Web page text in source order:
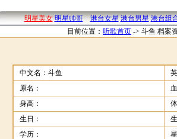
明星美女 明星帅哥 港台女星 港台男星 港台组
目前位置： 听歌首页 -> 斗鱼 档案
中文名：斗鱼
原名：
身高：
生日：
学历：